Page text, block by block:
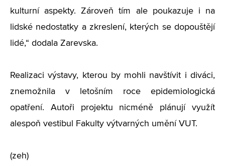
kulturní aspekty. Zároveň tím ale poukazuje i na
lidské nedostatky a zkreslení, kterých se dopouštějí
lidé,“ dodala Zarevska.
Realizaci výstavy, kterou by mohli navštívit i diváci,
znemožnila v letošním roce epidemiologická
opatření. Autoři projektu nicméně plánují využít
alespoň vestibul Fakulty výtvarných umění VUT.
(zeh)